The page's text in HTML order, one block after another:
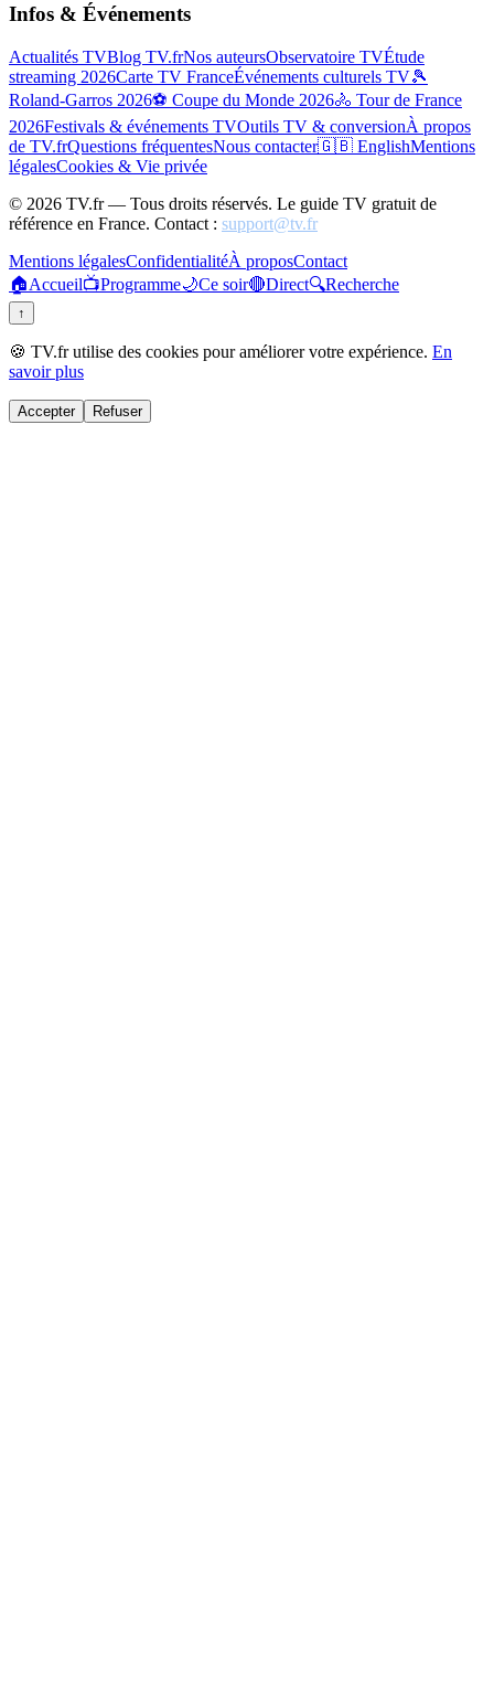
Infos & Événements
Actualités TVBlog TV.frNos auteursObservatoire TVÉtude
streaming 2026Carte TV FranceÉvénements culturels TV🎾
Roland-Garros 2026⚽ Coupe du Monde 2026🚴 Tour de France
2026Festivals & événements TVOutils TV & conversionÀ propos
de TV.frQuestions fréquentesNous contacter🇬🇧 EnglishMentions
légalesCookies & Vie privée
© 2026 TV.fr — Tous droits réservés. Le guide TV gratuit de
référence en France. Contact : support@tv.fr
Mentions légalesConfidentialitéÀ proposContact
🏠Accueil📺Programme🌙Ce soir🔴Direct🔍Recherche
↑
🍪 TV.fr utilise des cookies pour améliorer votre expérience. En
savoir plus
Accepter Refuser